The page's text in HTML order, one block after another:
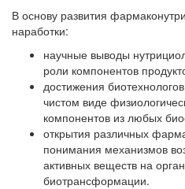
В основу развития
наработки:
научные выводы
роли компонентов
достижения
чистом виде
компонентов из любых
открытия различных
понимания механизмов
активных веществ на
биотрансформации.